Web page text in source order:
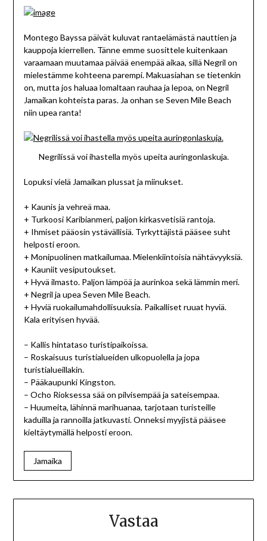
Montego Bayssa päivät kuluvat rantaelämästä nauttien ja
kauppoja kierrellen. Tänne emme suosittele kuitenkaan
varaamaan muutamaa päivää enempää aikaa, sillä Negril on
mielestämme kohteena parempi. Makuasiahan se tietenkin
on, mutta jos haluaa lomaltaan rauhaa ja lepoa, on Negril
Jamaikan kohteista paras. Ja onhan se Seven Mile Beach
niin upea ranta!
Negrilissä voi ihastella myös upeita auringonlaskuja.
Lopuksi vielä Jamaikan plussat ja miinukset.
+ Kaunis ja vehreä maa.
+ Turkoosi Karibianmeri, paljon kirkasvetisiä rantoja.
+ Ihmiset pääosin ystävällisiä. Tyrkyttäjistä pääsee suht
helposti eroon.
+ Monipuolinen matkailumaa. Mielenkiintoisia nähtävyyksiä.
+ Kauniit vesiputoukset.
+ Hyvä ilmasto. Paljon lämpöä ja aurinkoa sekä lämmin meri.
+ Negril ja upea Seven Mile Beach.
+ Hyviä ruokailumahdollisuuksia. Paikalliset ruuat hyviä.
Kala erityisen hyvää.
– Kallis hintataso turistipaikoissa.
– Roskaisuus turistialueiden ulkopuolella ja jopa
turistialueillakin.
– Pääkaupunki Kingston.
– Ocho Rioksessa sää on pilvisempää ja sateisempaa.
– Huumeita, lähinnä marihuanaa, tarjotaan turisteille
kaduilla ja rannoilla jatkuvasti. Onneksi myyjistä pääsee
kieltäytymällä helposti eroon.
Jamaika
Vastaa